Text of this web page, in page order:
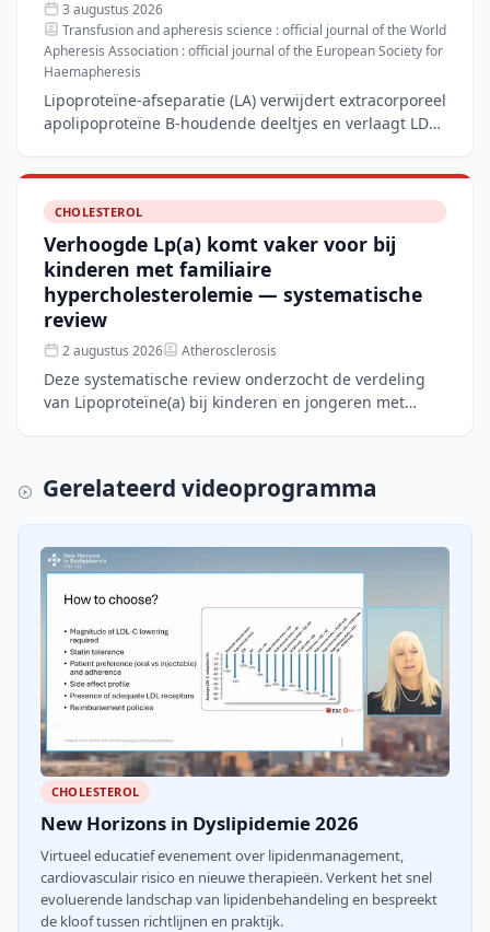
3 augustus 2026
Transfusion and apheresis science : official journal of the World
Apheresis Association : official journal of the European Society for
Haemapheresis
Lipoproteïne-afseparatie (LA) verwijdert extracorporeel
apolipoproteïne B-houdende deeltjes en verlaagt LDL-
CHOLESTEROL
Verhoogde Lp(a) komt vaker voor bij
kinderen met familiaire
hypercholesterolemie — systematische
review
2 augustus 2026 Atherosclerosis
Deze systematische review onderzocht de verdeling
van Lipoproteïne(a) bij kinderen en jongeren met
Gerelateerd videoprogramma
CHOLESTEROL
New Horizons in Dyslipidemie 2026
Virtueel educatief evenement over lipidenmanagement,
cardiovasculair risico en nieuwe therapieën. Verkent het snel
evoluerende landschap van lipidenbehandeling en bespreekt
de kloof tussen richtlijnen en praktijk.